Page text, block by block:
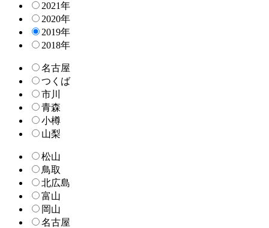
2021年
2020年
2019年
2018年
名古屋
つくば
市川
青森
小樽
山梨
松山
鳥取
北広島
富山
岡山
名古屋